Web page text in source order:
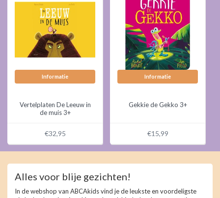
Informatie
Vertelplaten De Leeuw in
de muis 3+
€32,95
Informatie
Gekkie de Gekko 3+
€15,99
Alles voor blije gezichten!
In de webshop van ABCAkids vind je de leukste en voordeligste